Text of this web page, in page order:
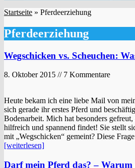
Startseite » Pferdeerziehung
Pferdeerziehung
Wegschicken vs. Scheuchen:
8. Oktober 2015 // 7 Kommentare
Heute bekam ich eine liebe Mail von
sich gerade ihr erstes Pferd und
Bodenarbeit. Mich hat besonders
hilfreich und spannend findet! Sie stellt
mit „Wegschicken“ gemeint? Diese
[weiterlesen]
Darf mein Pferd das? –